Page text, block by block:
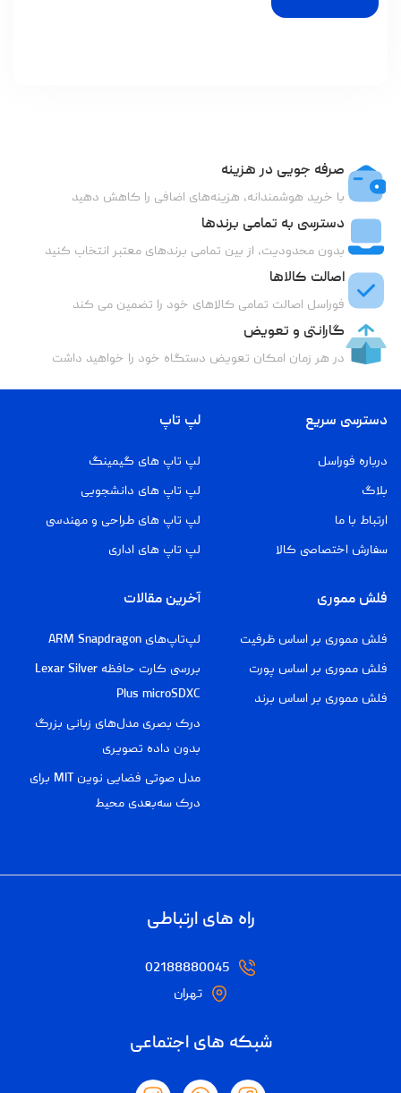
صرفه جویی در هزینه
با خرید هوشمندانه، هزینه‌های اضافی را کاهش دهید
دسترسی به تمامی برندها
بدون محدودیت، از بین تمامی برندهای معتبر انتخاب کنید
اصالت کالاها
فوراسل اصالت تمامی کالاهای خود را تضمین می کند
گارانتی و تعویض
در هر زمان امکان تعویض دستگاه خود را خواهید داشت
دسترسی سریع
درباره فوراسل
بلاگ
ارتباط با ما
سفارش اختصاصی کالا
لپ تاپ
لپ تاپ های گیمینگ
لپ تاپ های دانشجویی
لپ تاپ های طراحی و مهندسی
لپ تاپ های اداری
فلش مموری
فلش مموری بر اساس ظرفیت
فلش مموری بر اساس پورت
فلش مموری بر اساس برند
آخرین مقالات
لپ‌تاپ‌های ARM Snapdragon
بررسی کارت حافظه Lexar Silver
Plus microSDXC
درک بصری مدل‌های زبانی بزرگ
بدون داده تصویری
مدل صوتی فضایی نوین MIT برای
درک سه‌بعدی محیط
راه های ارتباطی
02188880045
تهران
شبکه های اجتماعی